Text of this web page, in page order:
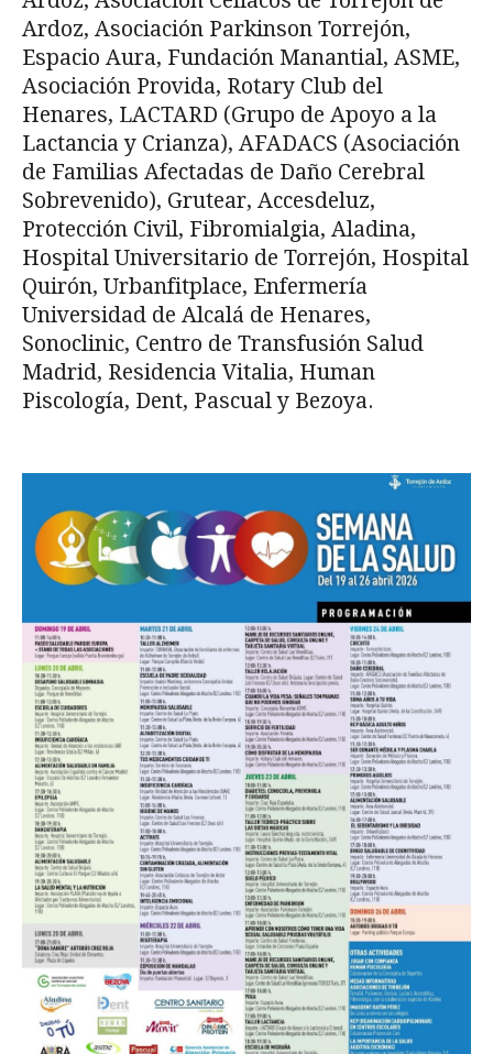
Ardoz, Asociación Parkinson Torrejón,
Espacio Aura, Fundación Manantial, ASME,
Asociación Provida, Rotary Club del
Henares, LACTARD (Grupo de Apoyo a la
Lactancia y Crianza), AFADACS (Asociación
de Familias Afectadas de Daño Cerebral
Sobrevenido), Grutear, Accesdeluz,
Protección Civil, Fibromialgia, Aladina,
Hospital Universitario de Torrejón, Hospital
Quirón, Urbanfitplace, Enfermería
Universidad de Alcalá de Henares,
Sonoclinic, Centro de Transfusión Salud
Madrid, Residencia Vitalia, Human
Piscología, Dent, Pascual y Bezoya.